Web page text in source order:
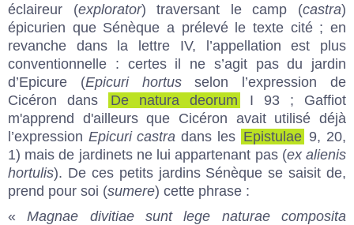
éclaireur (explorator) traversant le camp (castra)
épicurien que Sénèque a prélevé le texte cité ; en
revanche dans la lettre IV, l’appellation est plus
conventionnelle : certes il ne s’agit pas du jardin
d’Epicure (Epicuri hortusselon l’expression de
Cicéron dans
De natura deorum
I 93 ; Gaffiot
m'apprend d'ailleurs que Cicéron avait utilisé déjà
l’expression Epicuri castra dans les Epistulae 9, 20,
1) mais de jardinets ne lui appartenant pas (ex alienis
hortulis). De ces petits jardins Sénèque se saisit de,
prend pour soi (sumere) cette phrase :
«Magnae divitiae sunt lege naturae composita